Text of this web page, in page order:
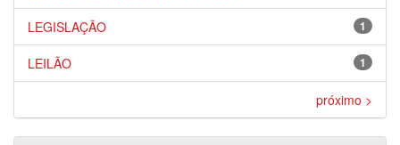
1
LEGISLAÇÃO
1
LEILÃO
próximo >